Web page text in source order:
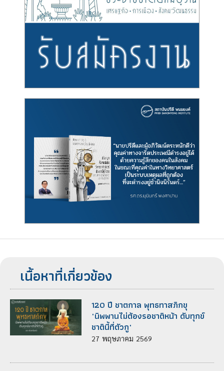
เนื้อหาที่เกี่ยวข้อง
120 ปี ชาตกาล พุทธทาสภิกขุ
"นิพพานไม่ต้องรอชาติหน้า ดับทุกข์
ชาตินี้ที่ตัวกู"
27 พฤษภาคม 2569